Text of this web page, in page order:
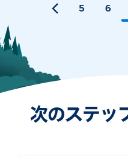
5 6
次のステッ